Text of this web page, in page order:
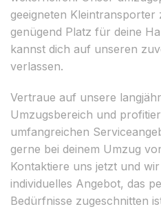
geeigneten
genügend Platz für deine
kannst dich auf unseren
verlassen.
Vertraue auf unsere
Umzugsbereich und
umfangreichen
gerne bei deinem Umzug
Kontaktiere uns jetzt und
individuelles Angebot, das
Bedürfnisse zugeschnitten